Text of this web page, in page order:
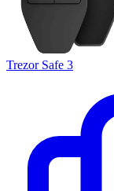
Trezor Safe 3